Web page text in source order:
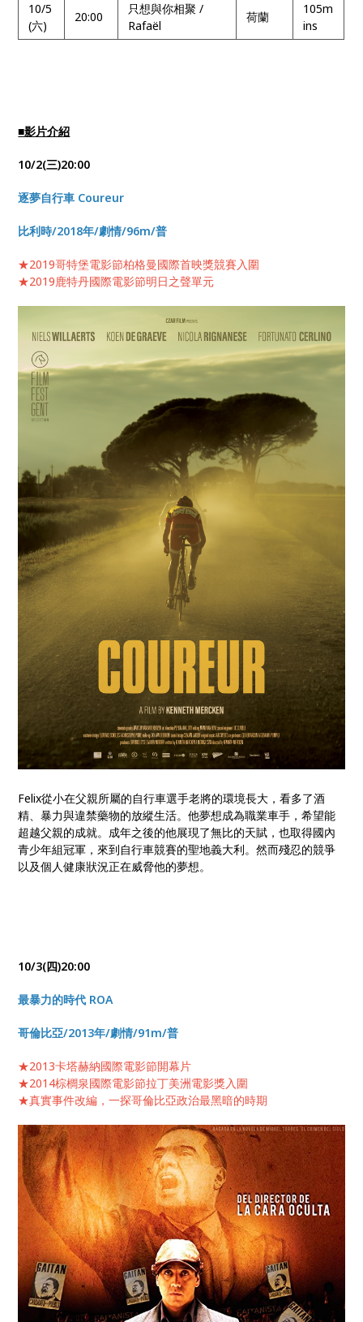
10/5
(六)
20:00
只想與你相聚 /
Rafaël
荷蘭
105m
ins
■影片介紹
10/2(三)20:00
逐夢自行車 Coureur
比利時/2018年/劇情/96m/普
★2019哥特堡電影節柏格曼國際首映獎競賽入圍
★2019鹿特丹國際電影節明日之聲單元
Felix從小在父親所屬的自行車選手老將的環境長大，看多了酒
精、暴力與違禁藥物的放縱生活。他夢想成為職業車手，希望能
超越父親的成就。成年之後的他展現了無比的天賦，也取得國內
青少年組冠軍，來到自行車競賽的聖地義大利。然而殘忍的競爭
以及個人健康狀況正在威脅他的夢想。
10/3(四)20:00
最暴力的時代 ROA
哥倫比亞/2013年/劇情/91m/普
★2013卡塔赫納國際電影節開幕片
★2014棕櫚泉國際電影節拉丁美洲電影獎入圍
★真實事件改編，一探哥倫比亞政治最黑暗的時期